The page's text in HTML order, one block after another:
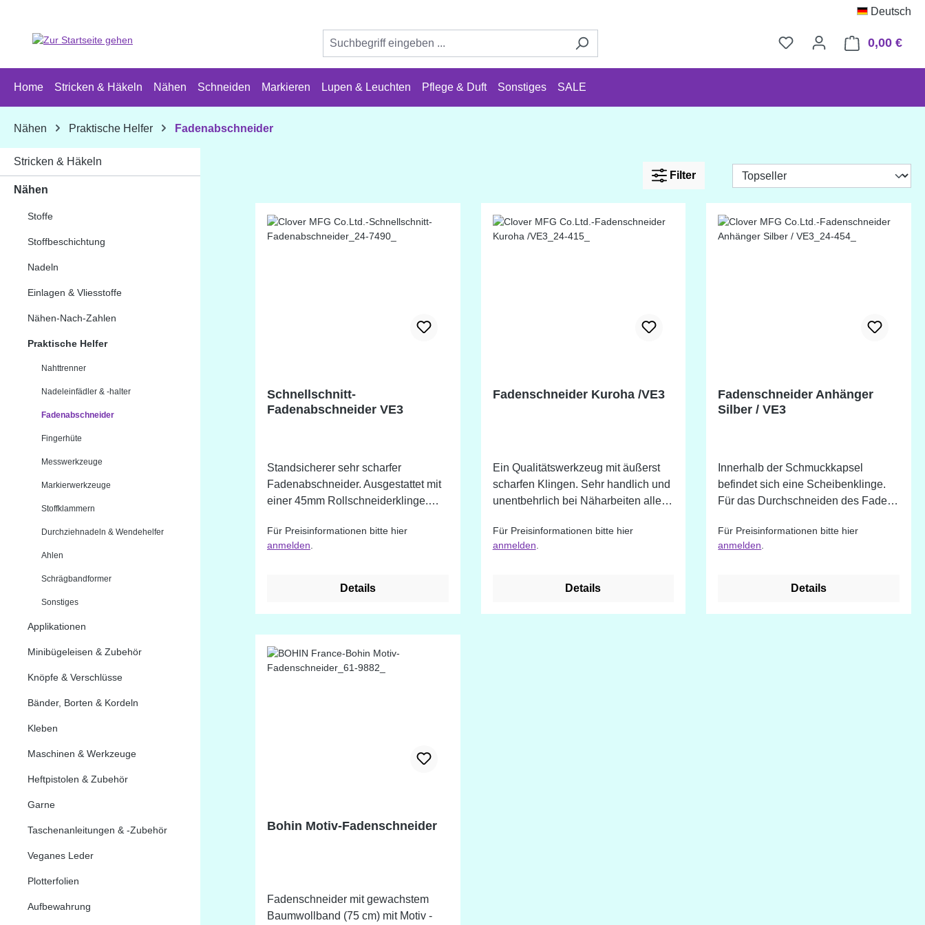
Deutsch
0,00 €
Home Stricken & Häkeln Nähen Schneiden Markieren Lupen & Leuchten Pflege & Duft Sonstiges SALE
Nähen Praktische Helfer Fadenabschneider
Stricken & Häkeln
Nähen
Stoffe
Stoffbeschichtung
Nadeln
Einlagen & Vliesstoffe
Nähen-Nach-Zahlen
Praktische Helfer
Nahttrenner
Nadeleinfädler & -halter
Fadenabschneider
Fingerhüte
Messwerkzeuge
Markierwerkzeuge
Stoffklammern
Durchziehnadeln & Wendehelfer
Ahlen
Schrägbandformer
Sonstiges
Applikationen
Minibügeleisen & Zubehör
Knöpfe & Verschlüsse
Bänder, Borten & Kordeln
Kleben
Maschinen & Werkzeuge
Heftpistolen & Zubehör
Garne
Taschenanleitungen & -Zubehör
Veganes Leder
Plotterfolien
Aufbewahrung
Filter
Schnellschnitt-
Fadenabschneider VE3
Standsicherer sehr scharfer
Fadenabschneider. Ausgestattet mit
einer 45mm Rollschneiderklinge.
(von 1-12) wird ein neuer Abschnitt
der Klinge vorgeschoben. Die Klinge
ausgetauscht werden. Verwendung:
verbundenen Quilt-Flecken Zum
Schneiden von Fäden, Garnen und
Schnüren Abmessungen: Höhe:
78mm / 3-1/16 inch Länge: 54mm - 2-
Für Preisinformationen bitte hier
anmelden
Details
Fadenschneider Kuroha /VE3
Ein Qualitätswerkzeug mit äußerst
scharfen Klingen. Sehr handlich und
unentbehrlich bei Näharbeiten aller
Für Preisinformationen bitte hier
anmelden
Details
Fadenschneider Anhänger
Silber / VE3
Innerhalb der Schmuckkapsel
befindet sich eine Scheibenklinge.
Für das Durchschneiden des Fadens
benutzt werden. Der Fadenschneider
kann auf eine Garnrolle gesetzt oder
getragen werden.
Für Preisinformationen bitte hier
anmelden
Details
Bohin Motiv-Fadenschneider
Fadenschneider mit gewachstem
Baumwollband (75 cm) mit Motiv -